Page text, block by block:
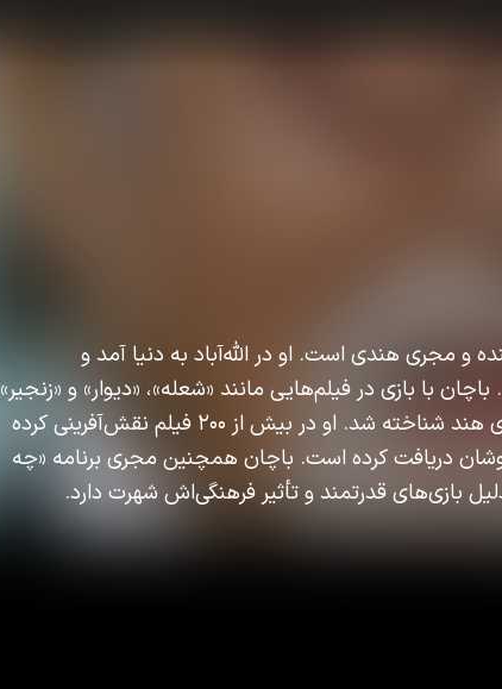
۱۹۴۲، بازیگر، تهیه‌کننده و مجری هندی است. او در الله‌آباد به دنیا آمد و
با بازی در فیلم‌هایی مانند «شعله»، «دیوار» و «زنجیر»
به شهرت رسید و به عنوان «مرد خشمگین» سینمای هند شناخته شد. او در بیش از ۲۰۰ فیلم نقش‌آفرینی کرده
دریافت کرده است. باچان همچنین مجری برنامه «چه
بازی‌های قدرتمند و تأثیر فرهنگی‌اش شهرت دارد.